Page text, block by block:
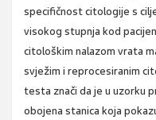
specifičnost citologije s
visokog stupnja kod
citološkim nalazom vrata
svježim i reprocesiranim
testa znači da je u uzorku
obojena stanica koja